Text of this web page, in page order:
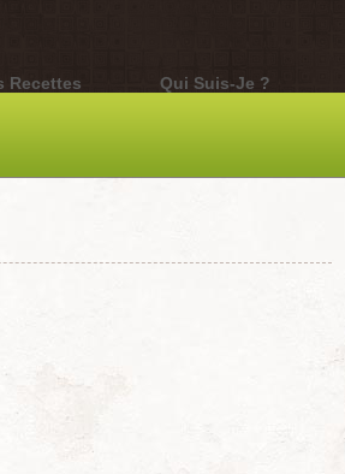
Recettes Qui Suis-Je ?